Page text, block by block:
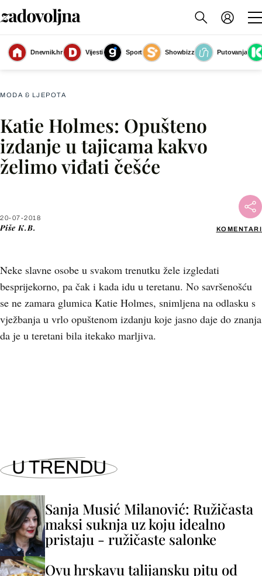
Dnevnik.hr Vijesti Sport Showbizz
Putovanja
Katie Holmes u tajicama i kratkoj majici(Foto: Profimedia)
MODA & LJEPOTA
Katie Holmes: Opušteno
izdanje u tajicama kakvo
želimo viđati češće
20-07-2018
Piše K.B. KOMENTARI
Neke slavne osobe u svakom trenutku žele izgledati
besprijekorno, pa čak i kada idu u teretanu. No savršenošću
se ne zamara glumica Katie Holmes, snimljena na odlasku s
vježbanja u vrlo opuštenom izdanju koje jasno daje do znanja
da je u teretani bila itekako marljiva.
Facebook
X
U TRENDU
Sanja Musić Milanović: Ružičasta
maksi suknja uz koju idealno
pristaju - ružičaste salonke
Ovu hrskavu talijansku pitu od